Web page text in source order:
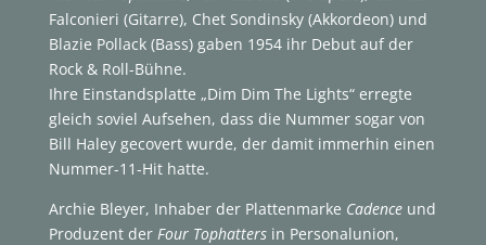
Falconieri (Gitarre), Chet Sondinsky (Akkordeon) und
Blazie Pollack (Bass) gaben 1954 ihr Debut auf der
Rock & Roll-Bühne.
Ihre Einstandsplatte „Dim Dim The Lights“ erregte
gleich soviel Aufsehen, dass die Nummer sogar von
Bill Haley gecovert wurde, der damit immerhin einen
Nummer-11-Hit hatte.
Archie Bleyer, Inhaber der Plattenmarke Cadenceund
Produzent der Four Tophattersin Personalunion,